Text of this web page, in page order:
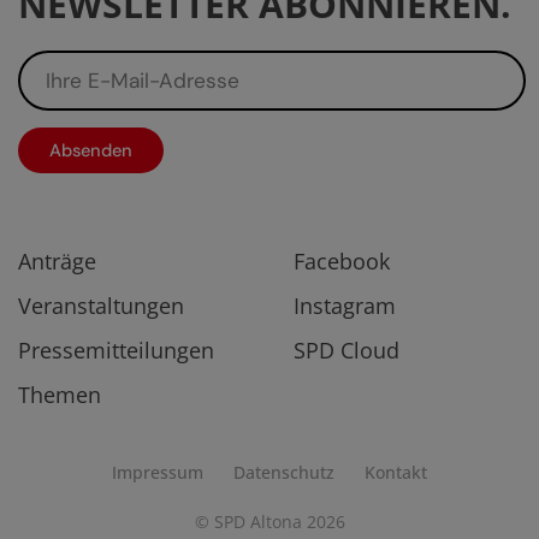
Anträge
Veranstaltungen
Pressemitteilungen
Themen
Facebook
Instagram
SPD Cloud
Impressum Datenschutz Kontakt
© SPD Altona 2026